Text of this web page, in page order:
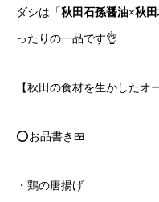
ダシは「秋田石孫醤油×秋
ったりの一品です👌
【秋田の食材を生かしたオ
⭕️お品書き🍱
・鶏の唐揚げ